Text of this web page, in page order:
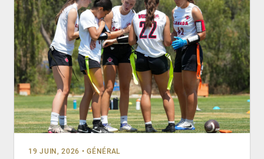
19 JUIN, 2026 • GÉNÉRAL